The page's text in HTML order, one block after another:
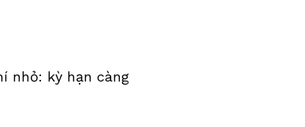
nhỏ: kỳ hạn càng